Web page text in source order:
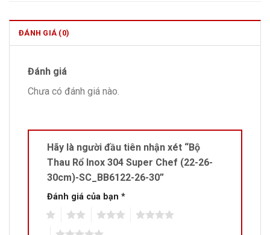
ĐÁNH GIÁ (0)
Đánh giá
Chưa có đánh giá nào.
Hãy là người đầu tiên nhận xét “Bộ
Thau Rổ Inox 304 Super Chef (22-26-
30cm)-SC_BB6122-26-30”
Đánh giá của bạn *